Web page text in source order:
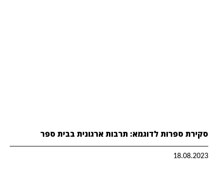
סקירת ספרות לדוגמא: תרבות ארגונית בבית ספר
18.08.2023